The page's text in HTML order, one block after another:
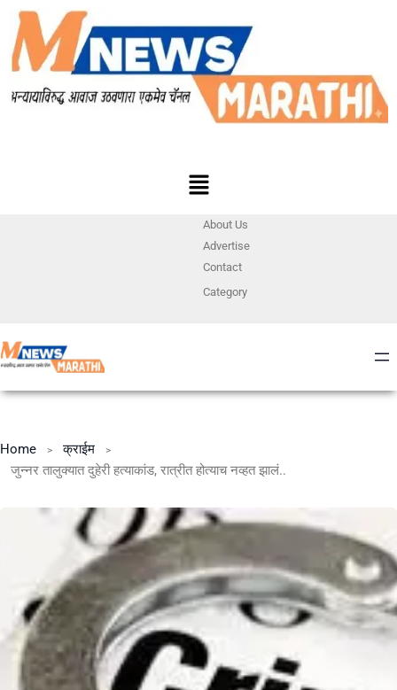
About Us
Advertise
Contact
Category
Home
क्राईम
जुन्नर तालुक्यात दुहेरी हत्याकांड, रात्रीत होत्याच नव्हत झालं..